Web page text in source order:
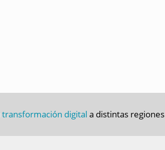
transformación digital a distintas regiones